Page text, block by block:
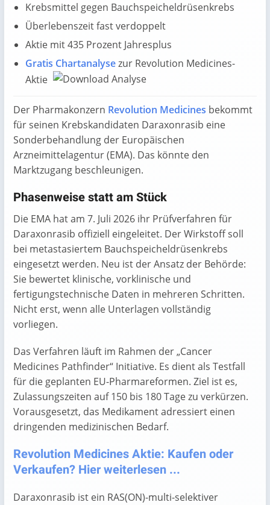
Krebsmittel gegen Bauchspeicheldrüsenkrebs
Überlebenszeit fast verdoppelt
Aktie mit 435 Prozent Jahresplus
Gratis Chartanalysezur Revolution Medicines-
Aktie
Der Pharmakonzern Revolution Medicines bekommt
für seinen Krebskandidaten Daraxonrasib eine
Sonderbehandlung der Europäischen
Arzneimittelagentur (EMA). Das könnte den
Marktzugang beschleunigen.
Phasenweise statt am Stück
Die EMA hat am 7. Juli 2026 ihr Prüfverfahren für
Daraxonrasib offiziell eingeleitet. Der Wirkstoff soll
bei metastasiertem Bauchspeicheldrüsenkrebs
eingesetzt werden. Neu ist der Ansatz der Behörde:
Sie bewertet klinische, vorklinische und
fertigungstechnische Daten in mehreren Schritten.
Nicht erst, wenn alle Unterlagen vollständig
vorliegen.
Das Verfahren läuft im Rahmen der „Cancer
Medicines Pathfinder“ Initiative. Es dient als Testfall
für die geplanten EU-Pharmareformen. Ziel ist es,
Zulassungszeiten auf 150 bis 180 Tage zu verkürzen.
Vorausgesetzt, das Medikament adressiert einen
dringenden medizinischen Bedarf.
Revolution Medicines Aktie: Kaufen oder
Verkaufen? Hier weiterlesen ...
Daraxonrasib ist ein RAS(ON)-multi-selektiver